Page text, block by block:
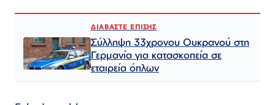
ΔΙΑΒΑΣΤΕ ΕΠΙΣΗΣ
Σύλληψη 33χρονου Ουκρανού στη
Γερμανία για κατασκοπεία σε
εταιρεία όπλων